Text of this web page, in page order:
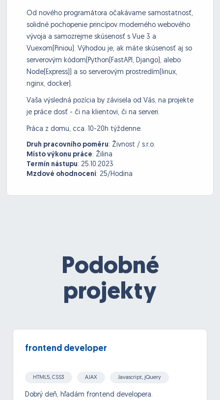
Od nového programátora očakávame samostatnosť,
solidné pochopenie princípov moderného webového
vývoja a samozrejme skúsenosť s Vue 3 a
Vuexom(Piniou). Výhodou je, ak máte skúsenosť aj so
serverovým kódom(Python(FastAPI, Django), alebo
Node(Express)) a so serverovým prostredím(linux,
nginx, docker).
Vaša výsledná pozícia by závisela od Vás, na projekte
je práce dosť - či na klientovi, či na serveri.
Práca z domu, cca. 10-20h týždenne.
Druh pracovního poměru: Živnost / s.r.o.
Místo výkonu práce: Žilina
Termín nástupu: 25.10.2023
Mzdové ohodnocení: 25/Hodina
Podobné
projekty
frontend developer
HTML5, CSS3 AJAX Javascript, jQuery
Dobrý deň, hľadám frontend developera.